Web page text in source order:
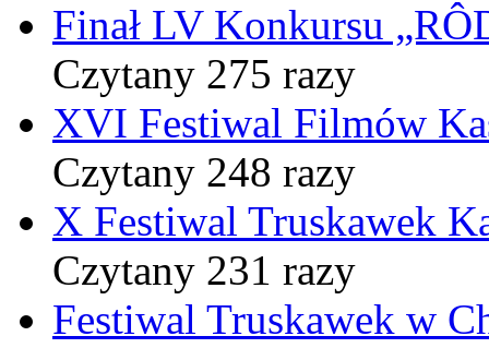
Finał LV Konkursu
Czytany 275 razy
XVI Festiwal Filmów
Czytany 248 razy
X Festiwal Truskawek
Czytany 231 razy
Festiwal Truskawek w